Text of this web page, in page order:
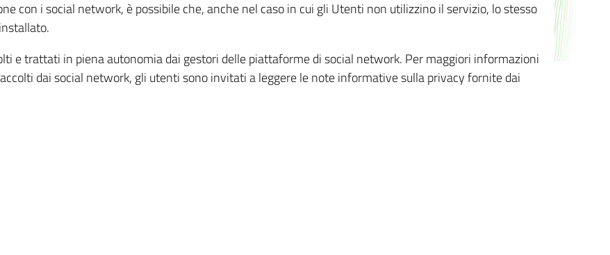
con i social network, è possibile che, anche nel caso in cui gli Utenti non utilizzino il servizio, lo stesso
e trattati in piena autonomia dai gestori delle piattaforme di social network. Per maggiori informazioni
dai social network, gli utenti sono invitati a leggere le note informative sulla privacy fornite dai